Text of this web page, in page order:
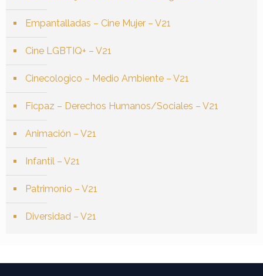
Empantalladas – Cine Mujer – V21
Cine LGBTIQ+ – V21
Cinecologico – Medio Ambiente – V21
Ficpaz – Derechos Humanos/Sociales – V21
Animación – V21
Infantil – V21
Patrimonio – V21
Diversidad – V21